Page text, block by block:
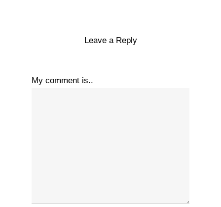
Leave a Reply
My comment is..